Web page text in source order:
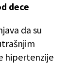
dece
da su
hipertenzije